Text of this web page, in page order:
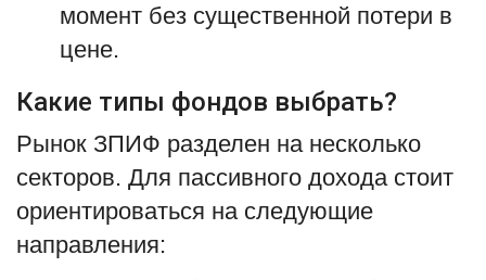
момент без существенной потери в
цене.
Какие типы фондов выбрать?
Рынок ЗПИФ разделен на несколько
секторов. Для пассивного дохода стоит
ориентироваться на следующие
направления: